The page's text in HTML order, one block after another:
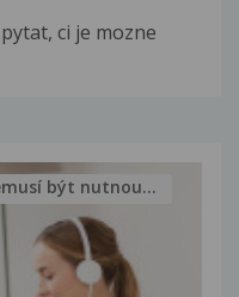
ci je mozne
být nutnou...